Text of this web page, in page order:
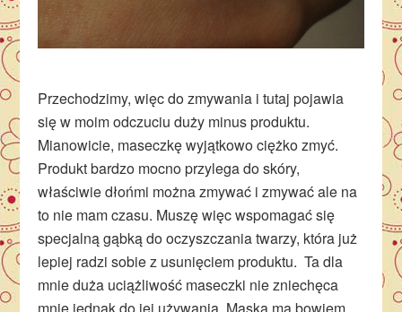
Przechodzimy, więc do zmywania i tutaj pojawia
się w moim odczuciu duży minus produktu.
Mianowicie, maseczkę wyjątkowo ciężko zmyć.
Produkt bardzo mocno przylega do skóry,
właściwie dłońmi można zmywać i zmywać ale na
to nie mam czasu. Muszę więc wspomagać się
specjalną gąbką do oczyszczania twarzy, która już
lepiej radzi sobie z usunięciem produktu. Ta dla
mnie duża uciążliwość maseczki nie zniechęca